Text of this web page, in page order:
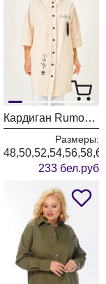
Кардиган Rumoda 2019 экрю
Размеры:
233 бел.руб